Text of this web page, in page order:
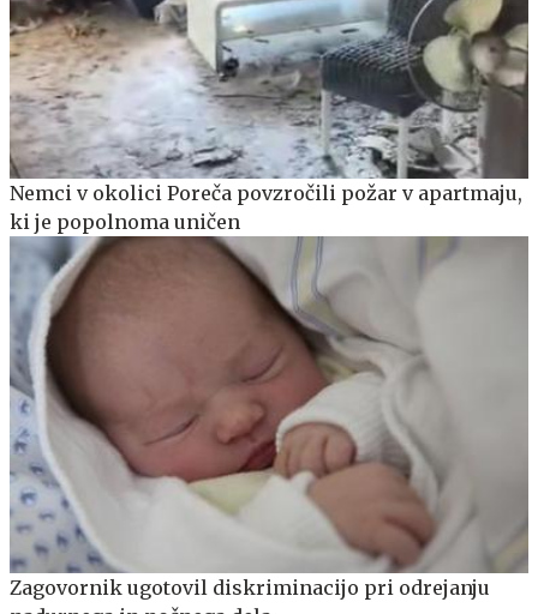
Nemci v okolici Poreča povzročili požar v apartmaju,
ki je popolnoma uničen
Zagovornik ugotovil diskriminacijo pri odrejanju